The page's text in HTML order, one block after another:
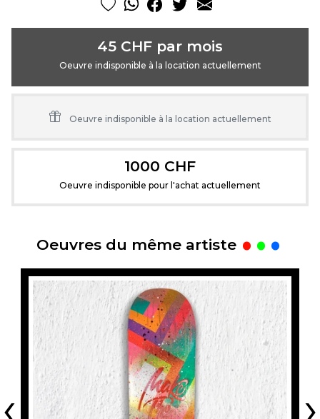
45 CHF par mois
Oeuvre indisponible à la location actuellement
Oeuvre indisponible à la location actuellement
1000 CHF
Oeuvre indisponible pour l'achat actuellement
Oeuvres du même artiste .